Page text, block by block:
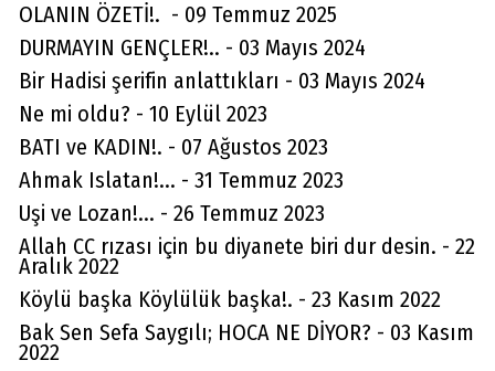
OLANIN ÖZETİ!. - 09 Temmuz 2025
DURMAYIN GENÇLER!.. - 03 Mayıs 2024
Bir Hadisi şerifin anlattıkları - 03 Mayıs 2024
Ne mi oldu? - 10 Eylül 2023
BATI ve KADIN!. - 07 Ağustos 2023
Ahmak Islatan!... - 31 Temmuz 2023
Uşi ve Lozan!... - 26 Temmuz 2023
Allah CC rızası için bu diyanete biri dur desin. - 22
Aralık 2022
Köylü başka Köylülük başka!. - 23 Kasım 2022
Bak Sen Sefa Saygılı; HOCA NE DİYOR? - 03 Kasım
2022